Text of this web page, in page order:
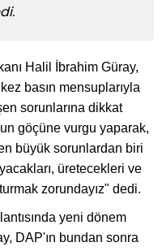
Halil İbrahim Güray,
basın mensuplarıyla
sorunlarına dikkat
göçüne vurgu yaparak,
büyük sorunlardan biri
üretecekleri ve
zorundayız" dedi.
yeni dönem
DAP'ın bundan sonra